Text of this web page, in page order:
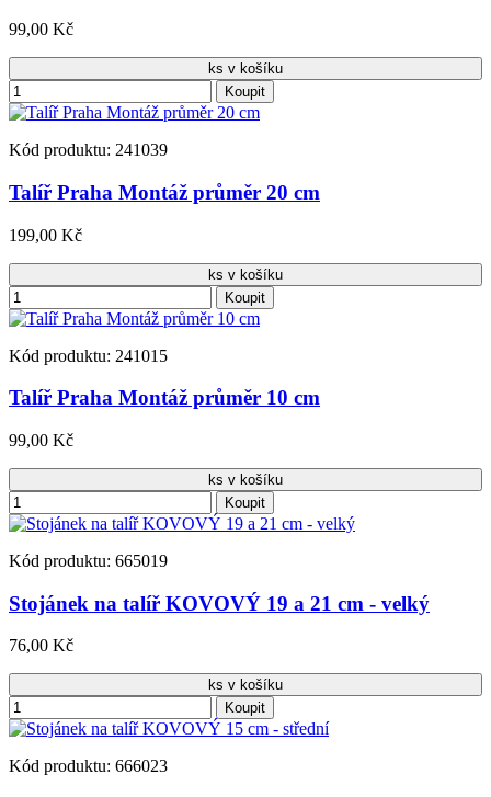
99,00 Kč
ks v košíku
Koupit
Kód produktu: 241039
Talíř Praha Montáž průměr 20 cm
199,00 Kč
ks v košíku
Koupit
Kód produktu: 241015
Talíř Praha Montáž průměr 10 cm
99,00 Kč
ks v košíku
Koupit
Kód produktu: 665019
Stojánek na talíř KOVOVÝ 19 a 21 cm - velký
76,00 Kč
ks v košíku
Koupit
Kód produktu: 666023